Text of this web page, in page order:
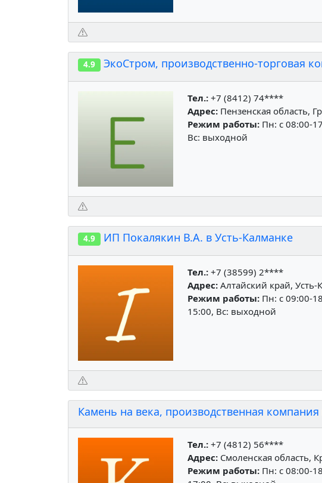
4.9 ЭкоСтром, производственно-торговая
Тел.: +7 (8412) 74****
Адрес: Пензенская область,
Режим работы: Пн: c 08:00-
Вс: выходной
4.9 ИП Покалякин В.А. в Усть-Калманке
Тел.: +7 (38599) 2****
Адрес: Алтайский край,
Режим работы: Пн: c 09:00-
15:00, Вс: выходной
Камень на века, производственная
Тел.: +7 (4812) 56****
Адрес: Смоленская область,
Режим работы: Пн: c 08:00-